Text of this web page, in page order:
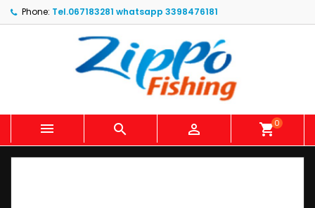
Phone: Tel.067183281 whatsapp 3398476181
   shopping_cart0